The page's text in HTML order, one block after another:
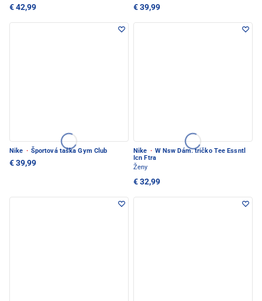
€ 42,99 € 39,99
Nike · Športová taška Gym Club
€ 39,99
Nike · W Nsw Dám. tričko Tee Essntl
Icn Ftra
Ženy
€ 32,99